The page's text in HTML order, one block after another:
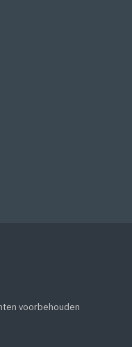
voorbehouden